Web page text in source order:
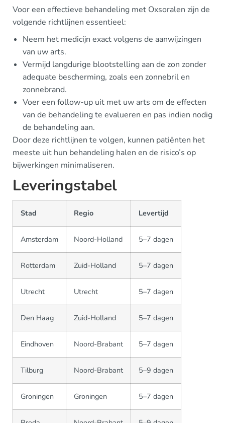
Voor een effectieve behandeling met Oxsoralen zijn de
volgende richtlijnen essentieel:
Neem het medicijn exact volgens de aanwijzingen
van uw arts.
Vermijd langdurige blootstelling aan de zon zonder
adequate bescherming, zoals een zonnebril en
zonnebrand.
Voer een follow-up uit met uw arts om de effecten
van de behandeling te evalueren en pas indien nodig
de behandeling aan.
Door deze richtlijnen te volgen, kunnen patiënten het
meeste uit hun behandeling halen en de risico’s op
bijwerkingen minimaliseren.
Leveringstabel
Stad Regio Levertijd
Amsterdam Noord-Holland 5–7 dagen
Rotterdam Zuid-Holland 5–7 dagen
Utrecht Utrecht 5–7 dagen
Den Haag Zuid-Holland 5–7 dagen
Eindhoven Noord-Brabant 5–7 dagen
Tilburg Noord-Brabant 5–9 dagen
Groningen Groningen 5–7 dagen